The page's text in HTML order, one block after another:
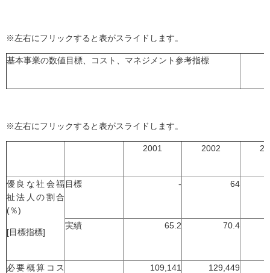
※左右にフリックすると表がスライドします。
基本事業の数値目標、コスト、マネジメント参考指標
※左右にフリックすると表がスライドします。
2001 2002
優良な社会福
祉法人の割合
(％)
[目標指標]
目標 - 64
実績 65.2 70.4
必要概算コス
109,141 129,449